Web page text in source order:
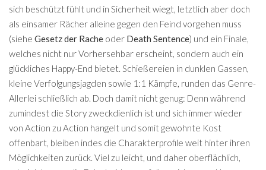
sich beschützt fühlt und in Sicherheit wiegt, letztlich aber doch
als einsamer Rächer alleine gegen den Feind vorgehen muss
(siehe Gesetz der Rache oder Death Sentence) und ein Finale,
welches nicht nur Vorhersehbar erscheint, sondern auch ein
glückliches Happy-End bietet. Schießereien in dunklen Gassen,
kleine Verfolgungsjagden sowie 1:1 Kämpfe, runden das Genre-
Allerlei schließlich ab. Doch damit nicht genug: Denn während
zumindest die Story zweckdienlich ist und sich immer wieder
von Action zu Action hangelt und somit gewohnte Kost
offenbart, bleiben indes die Charakterprofile weit hinter ihren
Möglichkeiten zurück. Viel zu leicht, und daher oberflächlich,